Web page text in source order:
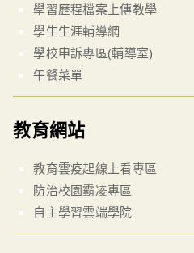
學習歷程檔案上傳教學
學生生涯輔導網
學校申訴專區(輔導室)
午餐菜單
教育網站
教育雲疫起線上看專區
防治校園霸凌專區
自主學習雲端學院